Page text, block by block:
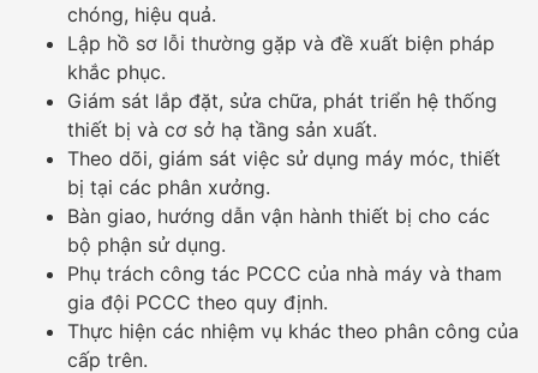
chóng, hiệu quả.
Lập hồ sơ lỗi thường gặp và đề xuất biện pháp
khắc phục.
Giám sát lắp đặt, sửa chữa, phát triển hệ thống
thiết bị và cơ sở hạ tầng sản xuất.
Theo dõi, giám sát việc sử dụng máy móc, thiết
bị tại các phân xưởng.
Bàn giao, hướng dẫn vận hành thiết bị cho các
bộ phận sử dụng.
Phụ trách công tác PCCC của nhà máy và tham
gia đội PCCC theo quy định.
Thực hiện các nhiệm vụ khác theo phân công của
cấp trên.